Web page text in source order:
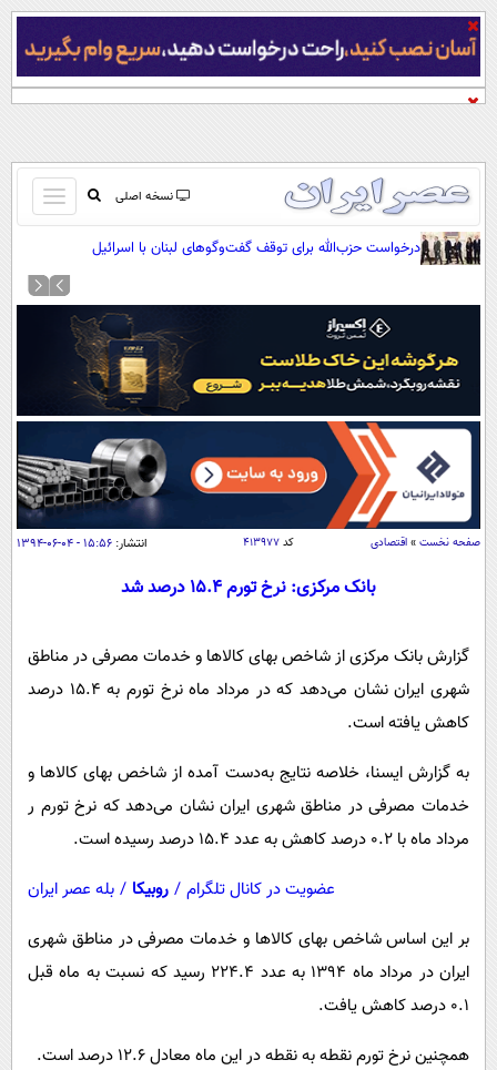
نسخه اصلی
باز
و
کردن
صفحه اول
آرشیو
نظرسنجی
آب و هوا
اوقات شرعی
سواد زندگی
اقتصاد
اقتصادی
جامعه
حوادث
سلامت
محیط زیست
بین الملل
سیاست خارجی
فرهنگ و هنر
فناوری و It
علمی
اخبار کریپتو
قرآن
گوناگون
سرگرمی
باشگاه مغز
فیلم
اقتصاد
سیاست
فناوری
عصر ایران 2
درخواست حزب‌الله برای توقف گفت‌وگوهای لبنان با اسرائیل
صفحه نخست » اقتصادی کد۴۱۳۹۷۷ انتشار: ۱۵:۵۶ - ۰۴-۰۶-۱۳۹۴
بانک مرکزی: نرخ تورم 15.4 درصد شد
گزارش بانک مرکزی از شاخص بهای کالاها و خدمات مصرفی در مناطق
شهری ایران نشان می‌دهد که در مرداد ماه نرخ تورم به 15.4 درصد
کاهش یافته است.
به گزارش ایسنا، خلاصه نتایج به‌دست آمده از شاخص بهای کالاها و
خدمات مصرفی در مناطق شهری ایران نشان می‌دهد که نرخ تورم ر
مرداد ماه با 0.2 درصد کاهش به عدد 15.4 درصد رسیده است.
عضویت در کانال تلگرام / روبیکا / بله عصر ایران
بر این اساس شاخص بهای کالاها و خدمات مصرفی در مناطق شهری
ایران در مرداد ماه 1394 به عدد 224.4 رسید که نسبت به ماه قبل
0.1 درصد کاهش یافت.
همچنین نرخ تورم نقطه به نقطه در این ماه معادل 12.6 درصد است.